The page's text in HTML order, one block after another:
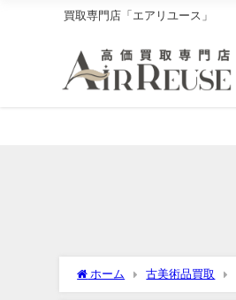
買取専門店「エアリユース」
ホーム 古美術品買取